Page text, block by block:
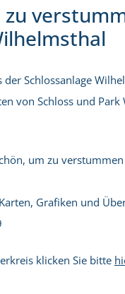
Schlossanlage
von Schloss und
um zu
Grafiken und
klicken Sie bitte